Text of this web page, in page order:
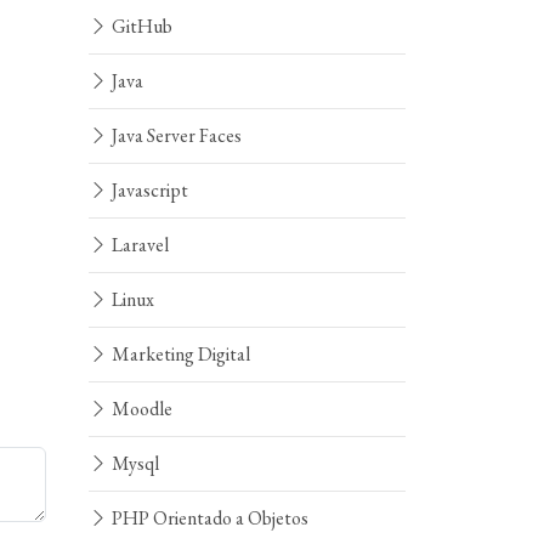
GitHub
Java
Java Server Faces
Javascript
Laravel
Linux
Marketing Digital
Moodle
Mysql
PHP Orientado a Objetos